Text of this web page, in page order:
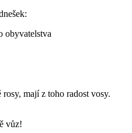
obyvatelstva
mají z toho radost vosy.
vůz!